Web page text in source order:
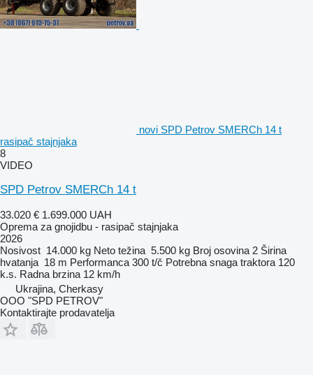
novi SPD Petrov SMERCh 14 t
rasipač stajnjaka
8
VIDEO
SPD Petrov SMERCh 14 t
33.020 € 1.699.000 UAH
Oprema za gnojidbu - rasipač stajnjaka
2026
Nosivost 14.000 kg Neto težina 5.500 kg Broj osovina 2 Širina
hvatanja 18 m Performanca 300 t/č Potrebna snaga traktora 120
k.s. Radna brzina 12 km/h
Ukrajina, Cherkasy
OOO "SPD PETROV"
Kontaktirajte prodavatelja